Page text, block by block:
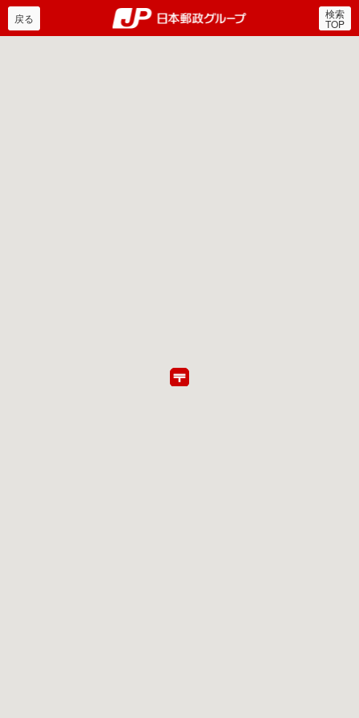
郵便局・日本郵政グルー
戻る 検索
TOP